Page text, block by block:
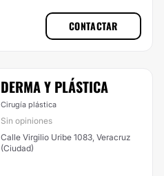
CONTACTAR
DERMA Y PLÁSTICA
Cirugía plástica
Sin opiniones
Calle Virgilio Uribe 1083, Veracruz
(Ciudad)